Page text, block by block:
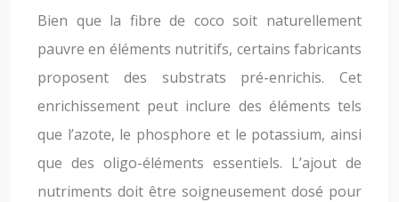
Bien que la fibre de coco soit naturellement
pauvre en éléments nutritifs, certains fabricants
proposent des substrats pré-enrichis. Cet
enrichissement peut inclure des éléments tels
que l’azote, le phosphore et le potassium, ainsi
que des oligo-éléments essentiels. L’ajout de
nutriments doit être soigneusement dosé pour